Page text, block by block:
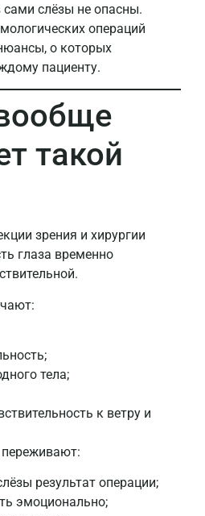
слёзы не опасны.
операций
о которых
пациенту.
такой
зрения и хирургии
глаза временно
тела;
к ветру и
результат операции;
эмоционально;